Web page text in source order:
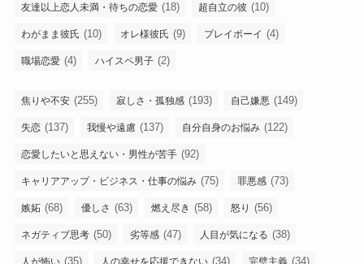
友達以上恋人未満・待ちの恋愛 (18) 超自立の彼 (10)
わがまま彼氏 (10) オレ様彼氏 (9) プレイボーイ (4)
職場恋愛 (4) ハイスペ男子 (2)
焦りや不安 (255) 寂しさ・孤独感 (193) 自己嫌悪 (149)
失恋 (137) 我慢や遠慮 (137) 自分自身のお悩み (122)
恋愛したいと思えない・男性が苦手 (92)
キャリアアップ・ビジネス・仕事の悩み (75) 罪悪感 (73)
嫉妬 (68) 優しさ (63) 燃え尽き (58) 怒り (56)
ネガティブ思考 (50) 劣等感 (47) 人目が気になる (38)
(35) (34) (34)